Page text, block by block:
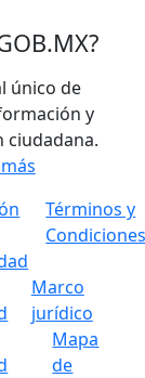
?
único de
y
ciudadana.
Términos y
Marco
jurídico
Mapa
de